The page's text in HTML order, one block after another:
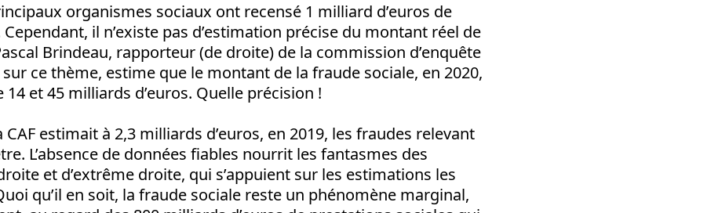
organismes sociaux ont recensé 1 milliard d’euros de
il n’existe pas d’estimation précise du montant réel de
Brindeau, rapporteur (de droite) de la commission d’enquête
ce thème, estime que le montant de la fraude sociale, en 2020,
et 45 milliards d’euros. Quelle précision !
CAF estimait à 2,3 milliards d’euros, en 2019, les fraudes relevant
L’absence de données fiables nourrit les fantasmes des
et d’extrême droite, qui s’appuient sur les estimations les
qu’il en soit, la fraude sociale reste un phénomène marginal,